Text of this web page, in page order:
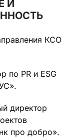
И
КСО
по PR и ESG
директор
про добро».